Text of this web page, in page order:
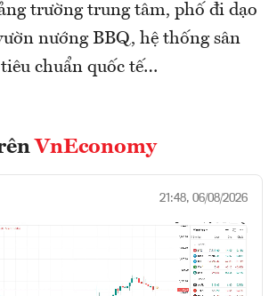
trường trung tâm, phố đi dạo
nướng BBQ, hệ thống sân
chuẩn quốc tế…
VnEconomy
21:48, 06/08/2026